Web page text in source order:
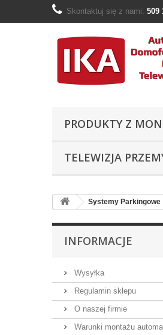
Skontaktuj się z nami: 509
PRODUKTY Z
TELEWIZJA
Systemy Parkingowe
INFORMACJE
Wysyłka
Regulamin sklepu
O naszej firmie
Warunki montażu